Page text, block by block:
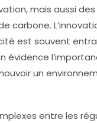
mais aussi
carbone.
est souvent
un
entre les